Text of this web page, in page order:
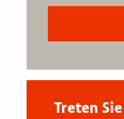
Treten